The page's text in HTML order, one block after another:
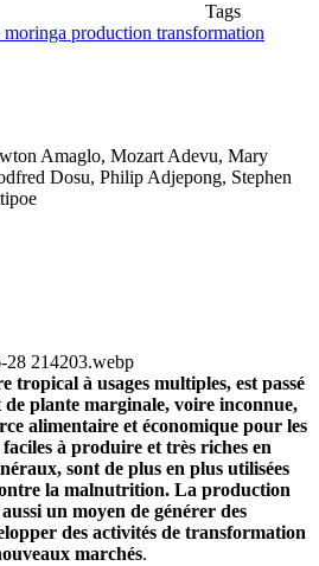
Tags
moringa production transformation
Amaglo, Mozart Adevu, Mary
Dosu, Philip Adjepong, Stephen
à usages multiples, est passé
de plante marginale, voire inconnue,
alimentaire et économique pour les
à produire et très riches en
sont de plus en plus utilisées
la malnutrition. La production
un moyen de générer des
des activités de transformation
marchés.